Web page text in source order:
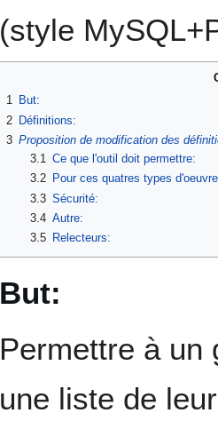
(style
1 But:
2 Définitions:
3 Proposition de modification des
3.1 Ce que l'outil doit permettre:
3.2
Pour ces quatres types
3.3 Sécurité:
3.4 Autre:
3.5
Relecteurs:
But:
Permettre à un
une liste de